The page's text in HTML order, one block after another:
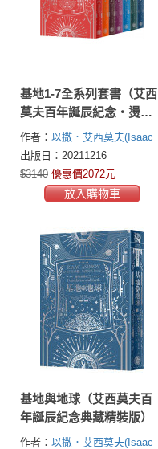
基地1-7全系列套書（艾西
莫夫百年誕辰紀念‧燙銀
典藏精裝版）
作者： 以撒．艾西莫夫(Isaac
Asimov)
出版日：20211216
$3140 優惠價2072元
放入購物車
基地與地球（艾西莫夫百
年誕辰紀念典藏精裝版）
作者： 以撒．艾西莫夫(Isaac